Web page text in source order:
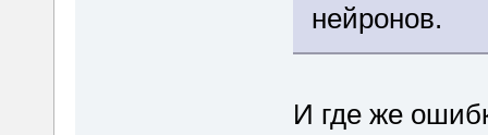
нейронов.
И где же